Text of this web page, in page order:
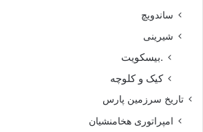
ساندویچ
شیرینی
.بیسکویت
کیک و کلوچه
تاریخ سرزمین پارس
امپراتوری هخامنشیان